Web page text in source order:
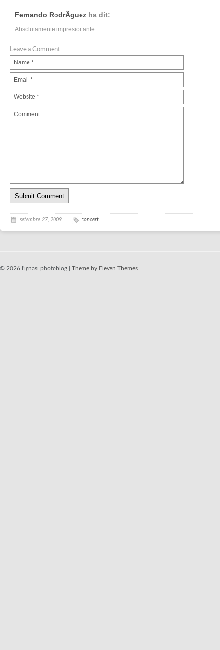
Fernando RodrÃ­guez ha dit:
Absolutamente impresionante.
Leave a Comment
setembre 27, 2009 concert
© 2026 l'ignasi photoblog | Theme by Eleven Themes